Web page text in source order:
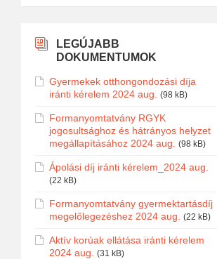
LEGÚJABB
DOKUMENTUMOK
Gyermekek otthongondozási díja
iránti kérelem 2024 aug.
(98 kB)
Formanyomtatvány RGYK
jogosultsághoz és hátrányos helyzet
megállapításához 2024 aug.
(98 kB)
Ápolási díj iránti kérelem_2024 aug.
(22 kB)
Formanyomtatvány gyermektartásdíj
megelőlegezéshez 2024 aug.
(22 kB)
Aktív korúak ellátása iránti kérelem
2024 aug.
(31 kB)